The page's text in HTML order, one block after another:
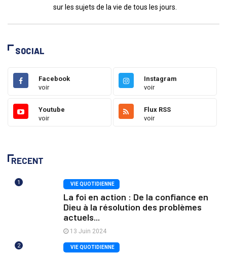
sur les sujets de la vie de tous les jours.
SOCIAL
Facebook
voir
Instagram
voir
Youtube
voir
Flux RSS
voir
RECENT
1 VIE QUOTIDIENNE
La foi en action : De la confiance en
Dieu à la résolution des problèmes
actuels...
13 Juin 2024
2 VIE QUOTIDIENNE